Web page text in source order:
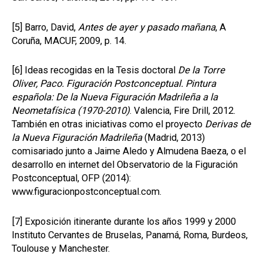
[5] Barro, David, Antes de ayer y pasado mañana, A
Coruña, MACUF, 2009, p. 14.
[6] Ideas recogidas en la Tesis doctoral De la Torre
Oliver, Paco. Figuración Postconceptual. Pintura
española: De la Nueva Figuración Madrileña a la
Neometafísica (1970-2010). Valencia, Fire Drill, 2012.
También en otras iniciativas como el proyecto Derivas de
la Nueva Figuración Madrileña(Madrid, 2013)
comisariado junto a Jaime Aledo y Almudena Baeza, o el
desarrollo en internet del Observatorio de la Figuración
Postconceptual, OFP (2014):
www.figuracionpostconceptual.com.
[7] Exposición itinerante durante los años 1999 y 2000
Instituto Cervantes de Bruselas, Panamá, Roma, Burdeos,
Toulouse y Manchester.